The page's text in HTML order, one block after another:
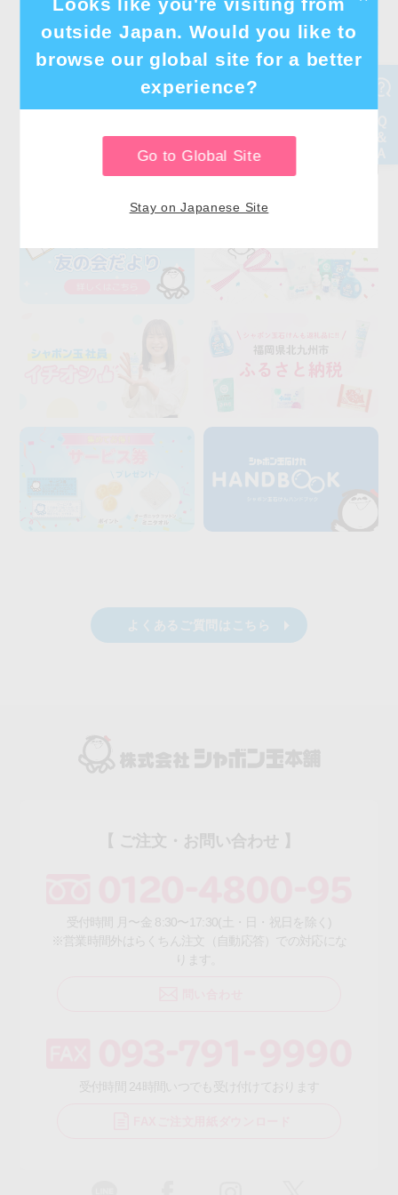
よくあるご質問はこちら
【 ご注文・お問い合わせ 】
受付時間 月〜金 8:30〜17:30(土・日・祝日を除く)
※営業時間外はらくちん注文（自動応答）での対応にな
ります。
受付時間 24時間いつでも受け付けております
outside Japan. Would you like to
browse our global site for a better
experience?
Go to Global Site
Stay on Japanese Site